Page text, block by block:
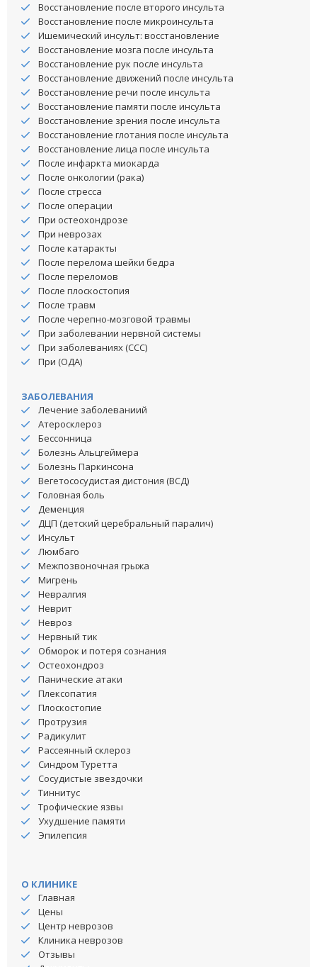
Восстановление после второго инсульта
Восстановление после микроинсульта
Ишемический инсульт: восстановление
Восстановление мозга после инсульта
Восстановление рук после инсульта
Восстановление движений после инсульта
Восстановление речи после инсульта
Восстановление памяти после инсульта
Восстановление зрения после инсульта
Восстановление глотания после инсульта
Восстановление лица после инсульта
После инфаркта миокарда
После онкологии (рака)
После стресса
После операции
При остеохондрозе
При неврозах
После катаракты
После перелома шейки бедра
После переломов
После плоскостопия
После травм
После черепно-мозговой травмы
При заболевании нервной системы
При заболеваниях (ССС)
При (ОДА)
ЗАБОЛЕВАНИЯ
Лечение заболеваниий
Атеросклероз
Бессонница
Болезнь Альцгеймера
Болезнь Паркинсона
Вегетососудистая дистония (ВСД)
Головная боль
Деменция
ДЦП (детский церебральный паралич)
Инсульт
Люмбаго
Межпозвоночная грыжа
Мигрень
Невралгия
Неврит
Невроз
Нервный тик
Обморок и потеря сознания
Остеохондроз
Панические атаки
Плексопатия
Плоскостопие
Протрузия
Радикулит
Рассеянный склероз
Синдром Туретта
Сосудистые звездочки
Тиннитус
Трофические язвы
Ухудшение памяти
Эпилепсия
О КЛИНИКЕ
Главная
Цены
Центр неврозов
Клиника неврозов
Отзывы